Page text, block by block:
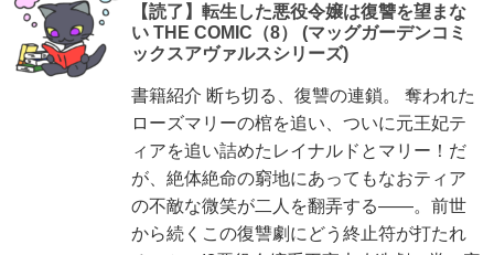
【読了】転生した悪役令嬢は復讐を望まな
い THE COMIC（8） (マッグガーデンコミ
ックスアヴァルスシリーズ)
書籍紹介 断ち切る、復讐の連鎖。 奪われた
ローズマリーの棺を追い、ついに元王妃テ
ィアを追い詰めたレイナルドとマリー！だ
が、絶体絶命の窮地にあってもなおティア
の不敵な微笑が二人を翻弄する――。前世
から続くこの復讐劇にどう終止符が打たれ